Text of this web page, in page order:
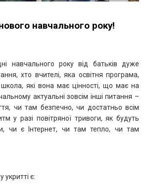
навчального року!
навчального року від батьків дуже
, хто вчителі, яка освітня програма,
школа, які вона має цінності, що має на
актуальні зовсім інші питання –
чи там безпечно, чи достатньо всім
у разі повітряної тривоги, як будуть
чи є Інтернет, чи там тепло, чи там
укритті є: